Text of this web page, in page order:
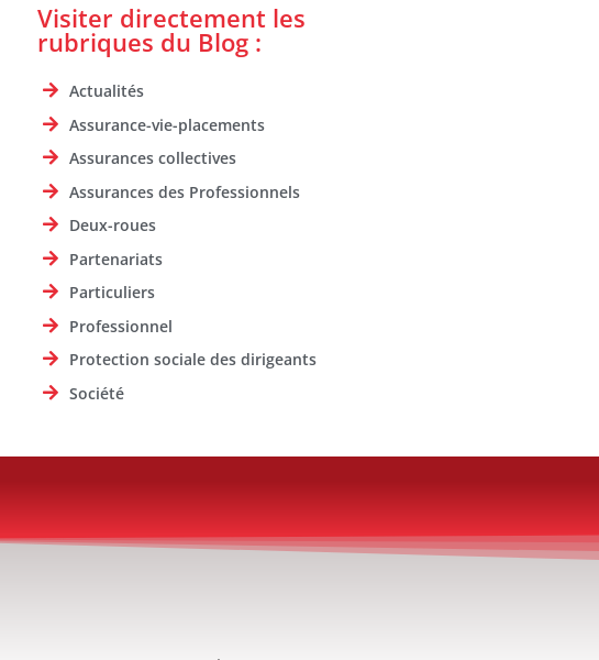
Visiter directement les
rubriques du Blog :
Actualités
Assurance-vie-placements
Assurances collectives
Assurances des Professionnels
Deux-roues
Partenariats
Particuliers
Professionnel
Protection sociale des dirigeants
Société